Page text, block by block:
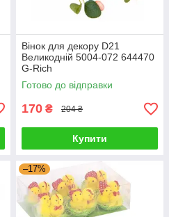
Вінок для декору D21
Великодній 5004-072 644470
G-Rich
Готово до відправки
170 ₴ 204 ₴
Купити
–17%